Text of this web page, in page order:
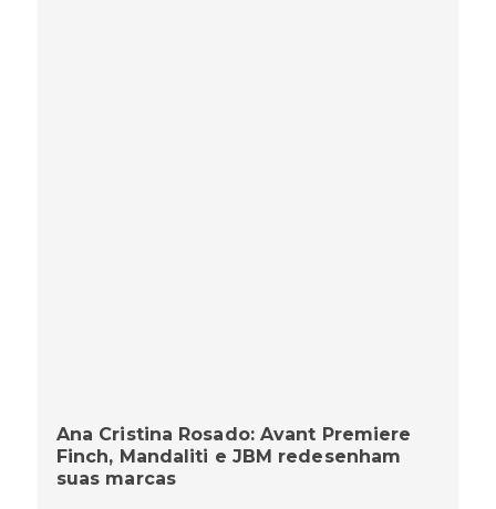
Ana Cristina Rosado: Avant Premiere
Finch, Mandaliti e JBM redesenham
suas marcas